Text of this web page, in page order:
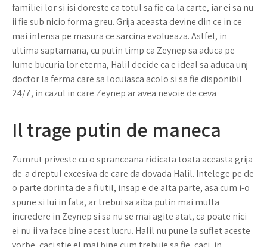
familiei lor si isi doreste ca totul sa fie ca la carte, iar ei sa nu
ii fie sub nicio forma greu. Grija aceasta devine din ce in ce
mai intensa pe masura ce sarcina evolueaza. Astfel, in
ultima saptamana, cu putin timp ca Zeynep sa aduca pe
lume bucuria lor eterna, Halil decide ca e ideal sa aduca unj
doctor la ferma care sa locuiasca acolo si sa fie disponibil
24/7, in cazul in care Zeynep ar avea nevoie de ceva
Il trage putin de maneca
Zumrut priveste cu o spranceana ridicata toata aceasta grija
de-a dreptul excesiva de care da dovada Halil. Intelege pe de
o parte dorinta de a fi util, insap e de alta parte, asa cum i-o
spune si lui in fata, ar trebui sa aiba putin mai multa
incredere in Zeynep si sa nu se mai agite atat, ca poate nici
ei nu ii va face bine acest lucru. Halil nu pune la suflet aceste